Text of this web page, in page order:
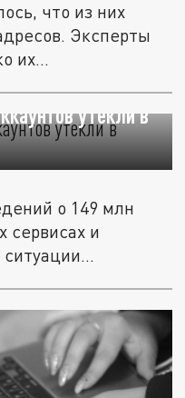
что из них
Эксперты
их...
утекли в
о 149 млн
сервисах и